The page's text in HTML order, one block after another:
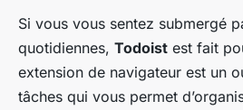
Si vous vous sentez submergé
quotidiennes, Todoist est fait
extension de navigateur est un
tâches qui vous permet